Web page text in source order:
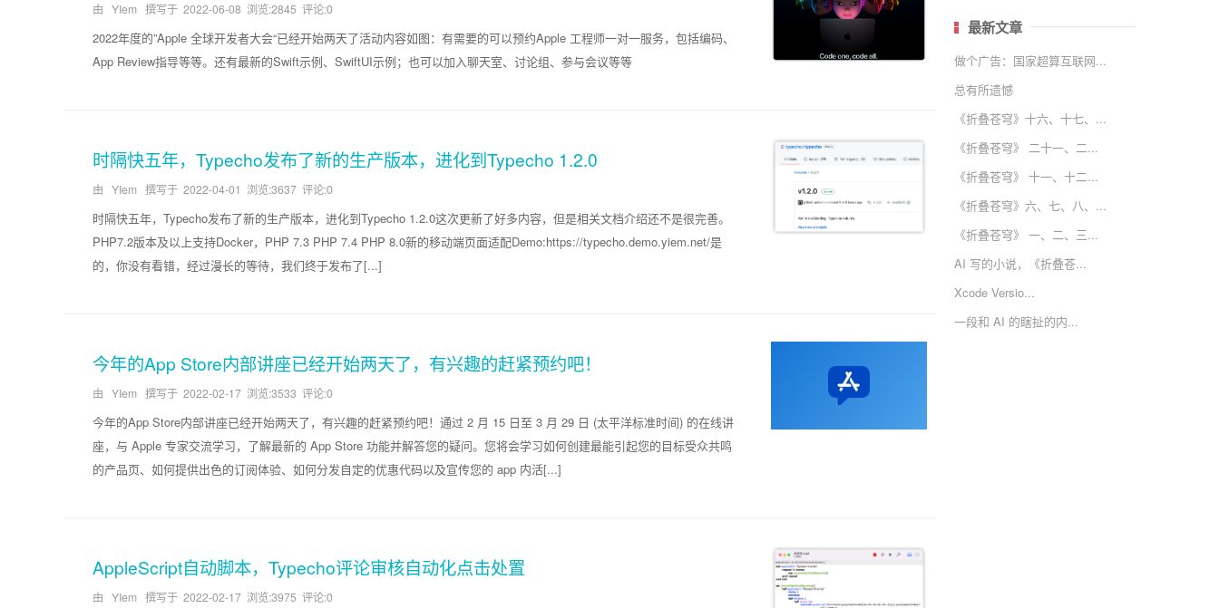
由 YIem 撰写于 2022-06-08 浏览:2845 评论:0
2022年度的”Apple 全球开发者大会“已经开始两天了活动内容如图：有需要的可以预约Apple 工程师一对一服务，包括编码、
App Review指导等等。还有最新的Swift示例、SwiftUI示例；也可以加入聊天室、讨论组、参与会议等等
时隔快五年，Typecho发布了新的生产版本，进化到Typecho 1.2.0
由 YIem 撰写于 2022-04-01 浏览:3637 评论:0
时隔快五年，Typecho发布了新的生产版本，进化到Typecho 1.2.0这次更新了好多内容，但是相关文档介绍还不是很完善。
PHP7.2版本及以上支持Docker，PHP 7.3 PHP 7.4 PHP 8.0新的移动端页面适配Demo:https://typecho.demo.yiem.net/是
的，你没有看错，经过漫长的等待，我们终于发布了[...]
今年的App Store内部讲座已经开始两天了，有兴趣的赶紧预约吧！
由 YIem 撰写于 2022-02-17 浏览:3533 评论:0
今年的App Store内部讲座已经开始两天了，有兴趣的赶紧预约吧！通过 2 月 15 日至 3 月 29 日 (太平洋标准时间) 的在线讲
座，与 Apple 专家交流学习，了解最新的 App Store 功能并解答您的疑问。您将会学习如何创建最能引起您的目标受众共鸣
的产品页、如何提供出色的订阅体验、如何分发自定的优惠代码以及宣传您的 app 内活[...]
AppleScript自动脚本，Typecho评论审核自动化点击处置
由 YIem 撰写于 2022-02-17 浏览:3975 评论:0
最新文章
做个广告：国家超算互联网...
总有所遗憾
《折叠苍穹》十六、十七、...
《折叠苍穹》 二十一、二...
《折叠苍穹》 十一、十二...
《折叠苍穹》六、七、八、...
《折叠苍穹》 一、二、三...
AI 写的小说，《折叠苍...
Xcode Versio...
一段和 AI 的瞎扯的内...